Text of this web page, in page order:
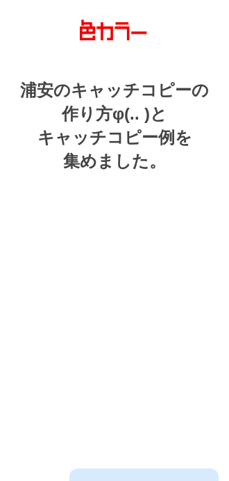
浦安のキャッチコピーの
作り方φ(.. )と
キャッチコピー例を
集めました。